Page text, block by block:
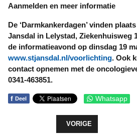
Aanmelden en meer informatie
De ‘Darmkankerdagen’ vinden plaats in ziekenhuis St
Jansdal in Lelystad, Ziekenhuisweg
de informatieavond op dinsdag 19
www.stjansdal.nl/voorlichting. Ook
contact opnemen met de
0341-463851.
f Deel Whatsapp
VORIG ARTIKEL: VIJF
VORIGE